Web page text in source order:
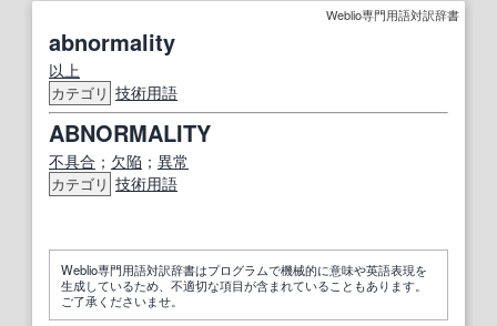
Weblio専門用語対訳辞書
abnormality
以上
カテゴリ 技術用語
ABNORMALITY
不具合 ； 欠陥 ； 異常
カテゴリ 技術用語
Weblio専門用語対訳辞書はプログラムで機械的に意味や英語表現を
生成しているため、不適切な項目が含まれていることもあります。
ご了承くださいませ。